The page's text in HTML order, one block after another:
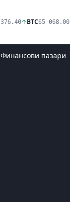
↑BTC65 068.00
Финансови пазари